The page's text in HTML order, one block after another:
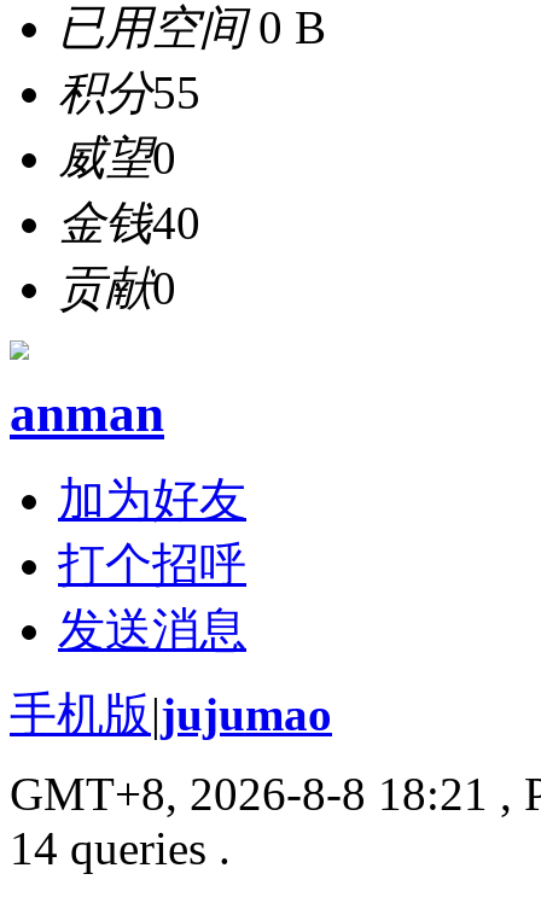
已用空间0 B
积分55
威望0
金钱40
贡献0
anman
加为好友
打个招呼
发送消息
手机版|jujumao
GMT+8, 2026-8-8 18:21 ,
14 queries .